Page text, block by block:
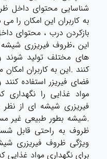
شناسایی محتوای داخل
به کاربران این امکان را
بازکردن درب ، محتوای
این ،ظروف فیریزری
های مختلف تولید
کنند .این به کاربران
فضای فیریزر استفاده
مواد غذایی را نگهداری
فیریزری شیشه ای از
.شیشه بطور طبیعی غیر
ظروف به راحتی قابل
ویژگی ظروف فیریزری
برای نگهداری مواد غذایی